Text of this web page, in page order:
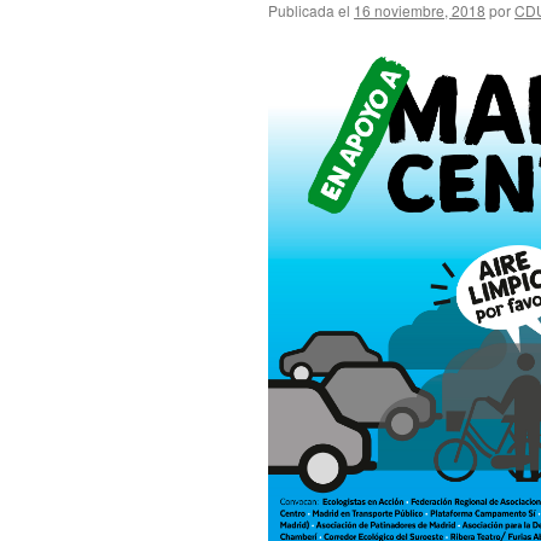
Publicada el 16 noviembre, 2018 por